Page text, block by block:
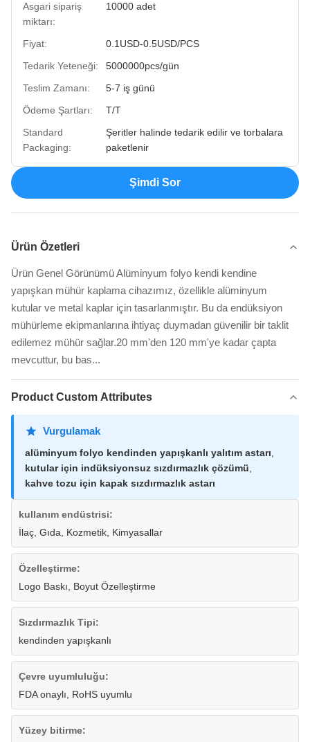
Asgari sipariş
miktarı:
10000 adet
Fiyat:
0.1USD-0.5USD/PCS
Tedarik Yeteneği:
5000000pcs/gün
Teslim Zamanı:
5-7 iş günü
Ödeme Şartları:
T/T
Standard
Packaging:
Şeritler halinde tedarik edilir ve torbalara
paketlenir
Şimdi Sor
Ürün Özetleri
Ürün Genel Görünümü Alüminyum folyo kendi kendine
yapışkan mühür kaplama cihazımız, özellikle alüminyum
kutular ve metal kaplar için tasarlanmıştır. Bu da endüksiyon
mühürleme ekipmanlarına ihtiyaç duymadan güvenilir bir taklit
edilemez mühür sağlar.20 mm'den 120 mm'ye kadar çapta
mevcuttur, bu bas...
Product Custom Attributes
Vurgulamak
alüminyum folyo kendinden yapışkanlı yalıtım astarı,
kutular için indüksiyonsuz sızdırmazlık çözümü,
kahve tozu için kapak sızdırmazlık astarı
kullanım endüstrisi:
İlaç, Gıda, Kozmetik, Kimyasallar
Özelleştirme:
Logo Baskı, Boyut Özelleştirme
Sızdırmazlık Tipi:
kendinden yapışkanlı
Çevre uyumluluğu:
FDA onaylı, RoHS uyumlu
Yüzey bitirme: